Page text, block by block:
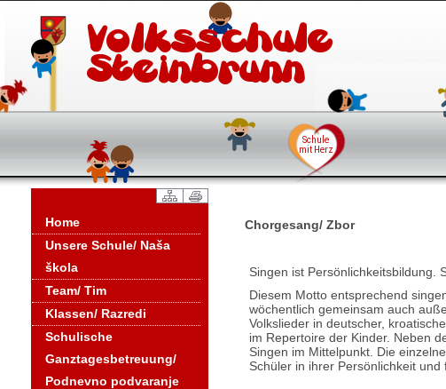
Home
Unsere Schule/ Naša
škola
Team/ Tim
Klassen/ Razredi
Schulische
Ganztagesbetreuung/
Podnevno podvaranje
Chorgesang/ Zbor
Singen ist Persönlichkeitsbildung.
Diesem Motto entsprechend
wöchentlich gemeinsam auch
Volkslieder in deutscher,
im Repertoire der Kinder. Neben
Singen im Mittelpunkt. Die
Schüler in ihrer Persönlichkeit und